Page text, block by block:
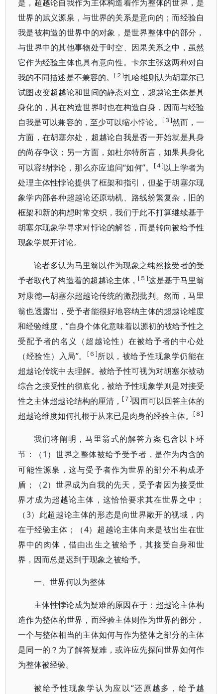
是，超越论自我作为主体构造着作为整体的世界，是
世界的赋义源泉，与世界的关系是意向的；而经验自
我是被构造的世界中的对象，是世界整体中的部分，
与世界中的其他事物处于时空、因果关系之中，虽然
它作为经验主体也具有意向性。卡尔主张这两种对自
我的不同描述是不兼容的。 [２]扎哈维则认为胡塞尔已
试图改变超越论和世间的静态对立，超越论主体是具
身化的，其在构造世界时也在构造自身，因而与经验
自我是可以兼容的，至少可以缩小悖论。 [３]然而，一
方面，在胡塞尔处，超越论自我是否一开始就是具身
的尚存争议；另一方面，如杜尔特所言，如果具身化
可以容纳悖论，那么亦应追问“如何”。 [４] 以上学者为
处理主体性悖论提供了框架和指引，但鉴于胡塞尔现
象学内部各种超越论还原动机、路线纷繁复杂，旧的
框架和新的构想时常交织，我们于此不打算继续基于
胡塞尔现象学寻求对悖论的解答，而是转向被给予性
现象学展开讨论。
论者多认为马里翁以作为现象之纯然接受者的受
予者取代了构造着的超越论主体， [５]这是基于马里翁
对康德—胡塞尔超越论传统的激烈批判。然而，马里
翁也透露出，受予者能很好地容纳主体的超越论维度
和经验维度，“自身个体化意味着以源初的被给予性之
受配予者的名义（超越论性）在被给予者的中心处
（经验性）入局”。
[６]所以，被给予性现象学仍能在
超越论传统中去理解。被给予性可视为对胡塞尔被动
综合之接受性的彻底化，被给予性现象学则是对接受
性之主体超越论结构的厘清， [７]因而可以回答主体的
超越论维度如何扎根于从来已是肉身的经验主体。 [８]
我们将阐明，马里翁式的解答方案包含以下环
节：（ 1）世界之整体被给予受予者，是作为内含的
可能性源泉，这与受予者作为世界的部分不构成矛
盾；（2）世界成为自我的先天，受予者因为接受世
界才成为超越论主体，这恰恰要求其在世界之中；
（3）此超越论主体的形态是向世界敞开的视域，内
在于经验主体；（4）超越论主体向来是被出生在世
界中的肉体，借由出生之被给予，其接受自身和世
界，因而总是迟到于现象之被给予。
一、世界何以为整体
主体性悖论成为疑难的原因在于：超越论主体构
造作为整体的世界，而经验主体则作为世界的部分，
一个与整体相当的主体如何与作为整体之部分的主体
是同一的？为了解答疑难，或许应先探问世界如何作
为整体被经验。
被给予性现象学认为应以 “还原越多，给予越